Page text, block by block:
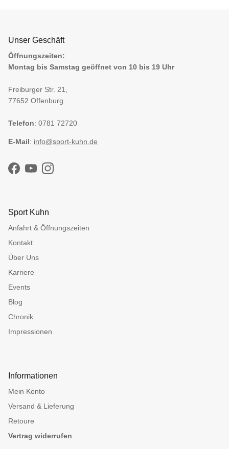
Unser Geschäft
Öffnungszeiten:
Montag bis Samstag geöffnet von 10 bis 19 Uhr
Freiburger Str. 21,
77652 Offenburg
Telefon: 0781 72720
E-Mail: info@sport-kuhn.de
Facebook
YouTubeInstagram
Sport Kuhn
Anfahrt & Öffnungszeiten
Kontakt
Über Uns
Karriere
Events
Blog
Chronik
Impressionen
Informationen
Mein Konto
Versand & Lieferung
Retoure
Vertrag widerrufen